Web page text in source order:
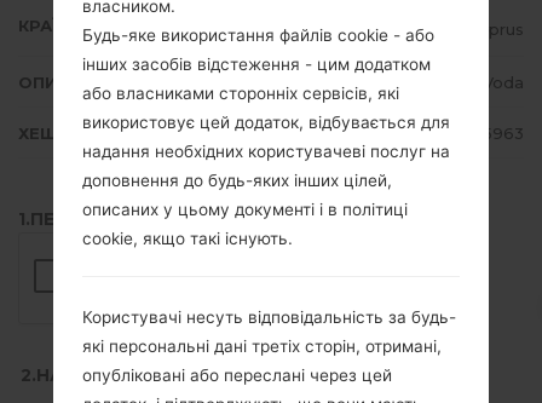
КРАЇНА Cyprus
ОПИС CytaVoda
ХЕШ d199e04839aafb75ca017f87e9fd5963
1.ПЕРЕВІРТИ НАЯВНІСТЬ RECAPTCHA
2.НАТИСНІТЬ, ЩОБ ЗАВАНТАЖИТИ
власником.
Будь-яке використання файлів cookie - або
інших засобів відстеження - цим додатком
або власниками сторонніх сервісів, які
використовує цей додаток, відбувається для
надання необхідних користувачеві послуг на
доповнення до будь-яких інших цілей,
описаних у цьому документі і в політиці
cookie, якщо такі існують.
Користувачі несуть відповідальність за будь-
які персональні дані третіх сторін, отримані,
опубліковані або переслані через цей